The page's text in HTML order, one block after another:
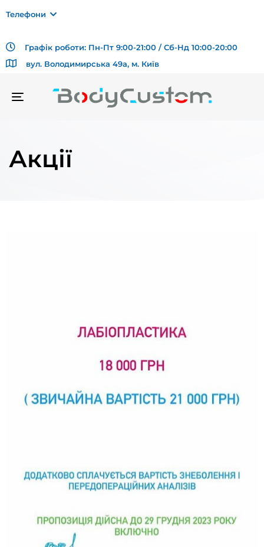
Телефони
Графік роботи: Пн-Пт 9:00-21:00 / Сб-Нд 10:00-20:00
вул. Володимирська 49а, м. Київ
TOGGLE
Акції